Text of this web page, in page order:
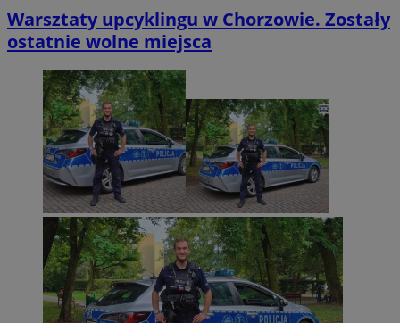
Warsztaty upcyklingu w Chorzowie. Zostały
ostatnie wolne miejsca